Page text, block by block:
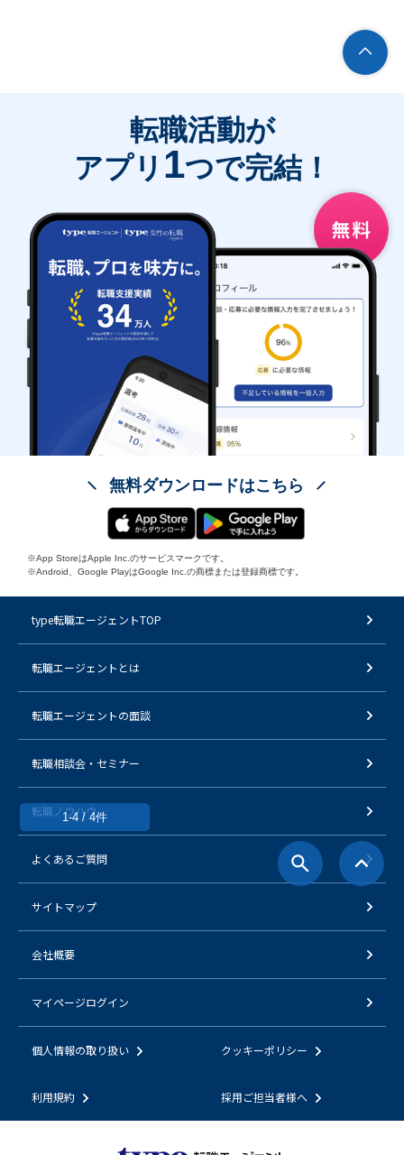
1-4 / 4件
転職活動が
アプリ 1つで完結！
無料ダウンロードはこちら
※App StoreはApple Inc.のサービスマークです。
※Android、Google PlayはGoogle Inc.の商標または登録商標です。
type転職エージェントTOP
転職エージェントとは
転職エージェントの面談
転職相談会・セミナー
転職ノウハウ
よくあるご質問
サイトマップ
会社概要
マイページログイン
個人情報の取り扱い クッキーポリシー
利用規約 採用ご担当者様へ